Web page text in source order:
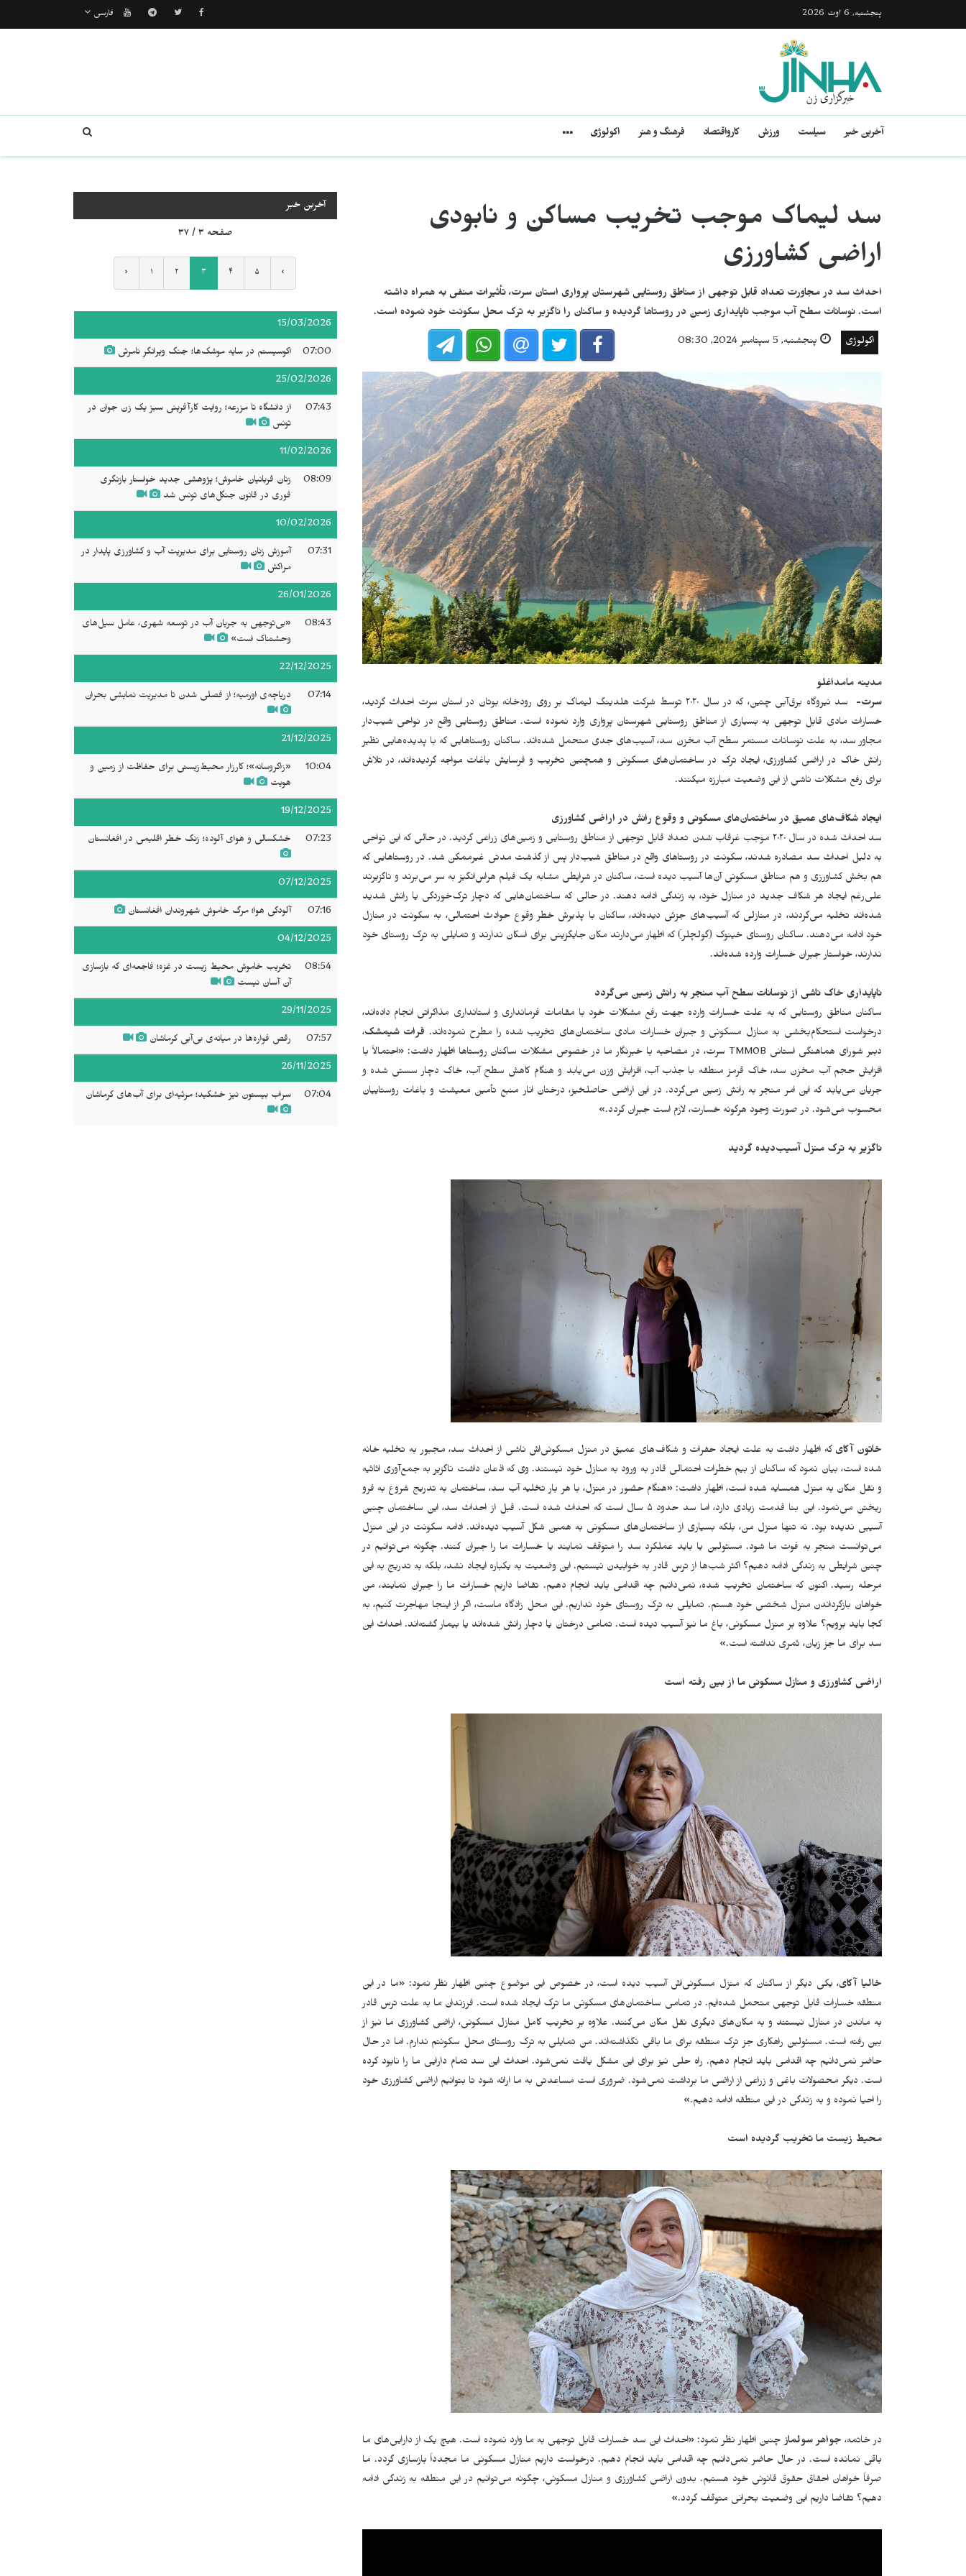
پنجشنبه, 6 اوت 2026 فارسی
آخرین خبر سیاست ورزش کارواقتصاد فرهنگ و هنر اکولوژی
سد لیماک موجب تخریب مساکن و نابودی
اراضی کشاورزی
احداث سد در مجاورت تعداد قابل توجهی از مناطق روستایی شهرستان پرواری استان سرت، تأثیرات منفی بە همراە داشتە
است. نوسانات سطح آب موجب ناپایداری زمین در روستاها گردیده و ساکنان را ناگزیر به ترک محل سکونت خود نموده است.
اکولوژی پنجشنبه, 5 سپتامبر 2024, 08:30
مدینە مامداغلو
سرت-
سد نیروگاه برق‌آبی چتین، که در سال ٢٠٢٠ توسط شرکت هلدینگ لیماک بر روی رودخانه بوتان در استان سرت احداث گردید،
خسارات مادی قابل توجهی به بسیاری از مناطق روستایی شهرستان پرواری وارد نموده است. مناطق روستایی واقع در نواحی شیب‌دار
مجاور سد، به علت نوسانات مستمر سطح آب مخزن سد، آسیب‌های جدی متحمل شده‌اند. ساکنان روستاهایی که با پدیده‌هایی نظیر
رانش خاک در اراضی کشاورزی، ایجاد ترک در ساختمان‌های مسکونی و همچنین تخریب و فرسایش باغات مواجه گردیده‌اند، در تلاش
برای رفع مشکلات ناشی از این وضعیت مبارزە میکنند.
ایجاد شکاف‌های عمیق در ساختمان‌های مسکونی و وقوع رانش در اراضی کشاورزی
سد احداث شده در سال ٢٠٢٠ موجب غرقاب شدن تعداد قابل توجهی از مناطق روستایی و زمین‌های زراعی گردید. در حالی که این نواحی
به دلیل احداث سد مصادرە شدند، سکونت در روستاهای واقع در مناطق شیب‌دار پس از گذشت مدتی غیرممکن شد. در روستاهایی که
هم بخش کشاورزی و هم مناطق مسکونی آن‌ها آسیب دیده است، ساکنان در شرایطی مشابه یک فیلم هراس‌انگیز به سر می‌برند و ناگزیرند
علی‌رغم ایجاد هر شکاف جدید در منازل خود، به زندگی ادامه دهند. در حالی که ساختمان‌هایی که دچار ترک‌خوردگی یا رانش شدید
شده‌اند تخلیه می‌گردند، در منازلی که آسیب‌های جزئی دیده‌اند، ساکنان با پذیرش خطر وقوع حوادث احتمالی، به سکونت در منازل
خود ادامه می‌دهند. ساکنان روستای خینوک (گولچلر) که اظهار می‌دارند مکان جایگزینی برای اسکان ندارند و تمایلی به ترک روستای خود
ندارند، خواستار جبران خسارات وارده شده‌اند.
ناپایداری خاک ناشی از نوسانات سطح آب منجر به رانش زمین می‌گردد
ساکنان مناطق روستایی که به علت خسارات وارده جهت رفع مشکلات خود با مقامات فرمانداری و استانداری مذاکراتی انجام داده‌اند،
درخواست استحکام‌بخشی به منازل مسکونی و جبران خسارات مادی ساختمان‌های تخریب شده را مطرح نموده‌اند. فرات شیمشک،
دبیر شورای هماهنگی استانی TMMOB سرت، در مصاحبه با خبرنگار ما در خصوص مشکلات ساکنان روستاها اظهار داشت: «احتمالاً با
افزایش حجم آب مخزن سد، خاک قرمز منطقه با جذب آب، افزایش وزن می‌یابد و هنگام کاهش سطح آب، خاک دچار سستی شده و
جریان می‌یابد که این امر منجر به رانش زمین می‌گردد. در این اراضی حاصلخیز، درختان انار منبع تأمین معیشت و باغات روستاییان
محسوب می‌شود. در صورت وجود هرگونه خسارت، لازم است جبران گردد.»
ناگزیر به ترک منزل آسیب‌دیده گردید
خاتون آکای که اظهار داشت به علت ایجاد حفرات و شکاف‌های عمیق در منزل مسکونی‌اش ناشی از احداث سد، مجبور به تخلیه خانه
شده است، بیان نمود که ساکنان از بیم خطرات احتمالی قادر به ورود به منازل خود نیستند. وی که اذعان داشت ناگزیر به جمع‌آوری اثاثیه
و نقل مکان به منزل همسایه شده است، اظهار داشت: «هنگام حضور در منزل، با هر بار تخلیه آب سد، ساختمان به تدریج شروع به فرو
ریختن می‌نمود. این بنا قدمت زیادی دارد، اما سد حدود ۵ سال است که احداث شده است. قبل از احداث سد، این ساختمان چنین
آسیبی ندیده بود. نه تنها منزل من، بلکه بسیاری از ساختمان‌های مسکونی به همین شکل آسیب دیده‌اند. ادامه سکونت در این منزل
می‌توانست منجر به فوت ما شود. مسئولین یا باید عملکرد سد را متوقف نمایند یا خسارات ما را جبران کنند. چگونه می‌توانیم در
چنین شرایطی به زندگی ادامه دهیم؟ اکثر شب‌ها از ترس قادر به خوابیدن نیستیم. این وضعیت به یکباره ایجاد نشد، بلکه به تدریج به این
مرحله رسید. اکنون که ساختمان تخریب شده، نمی‌دانیم چه اقدامی باید انجام دهیم. تقاضا داریم خسارات ما را جبران نمایند، من
خواهان بازگرداندن منزل شخصی خود هستم. تمایلی به ترک روستای خود نداریم. این محل زادگاه ماست، اگر از اینجا مهاجرت کنیم، به
کجا باید برویم؟ علاوه بر منزل مسکونی، باغ ما نیز آسیب دیده است. تمامی درختان یا دچار رانش شده‌اند یا بیمار گشته‌اند. احداث این
سد برای ما جز زیان، ثمری نداشته است.»
اراضی کشاورزی و منازل مسکونی ما از بین رفته است
خالیا آکای، یکی دیگر از ساکنان که منزل مسکونی‌اش آسیب دیده است، در خصوص این موضوع چنین اظهار نظر نمود: «ما در این
منطقه خسارات قابل توجهی متحمل شده‌ایم. در تمامی ساختمان‌های مسکونی ما ترک ایجاد شده است. فرزندان ما به علت ترس قادر
به ماندن در منازل نیستند و به مکان‌های دیگری نقل مکان می‌کنند. علاوه بر تخریب کامل منازل مسکونی، اراضی کشاورزی ما نیز از
بین رفته است. مسئولین راهکاری جز ترک منطقه برای ما باقی نگذاشته‌اند. من تمایلی به ترک روستای محل سکونتم ندارم. اما در حال
حاضر نمی‌دانیم چه اقدامی باید انجام دهیم. راه حلی نیز برای این مشکل یافت نمی‌شود. احداث این سد تمام دارایی ما را نابود کرده
است. دیگر محصولات باغی و زراعی از اراضی ما برداشت نمی‌شود. ضروری است مساعدتی به ما ارائه شود تا بتوانیم اراضی کشاورزی خود
را احیا نموده و به زندگی در این منطقه ادامه دهیم.»
محیط زیست ما تخریب گردیده است
در خاتمه، جواهر سولمازچنین اظهار نظر نمود: «احداث این سد خسارات قابل توجهی به ما وارد نموده است. هیچ یک از دارایی‌های ما
باقی نمانده است. در حال حاضر نمی‌دانیم چه اقدامی باید انجام دهیم. درخواست داریم منازل مسکونی ما مجدداً بازسازی گردد. ما
صرفاً خواهان احقاق حقوق قانونی خود هستیم. بدون اراضی کشاورزی و منازل مسکونی، چگونه می‌توانیم در این منطقه به زندگی ادامه
دهیم؟ تقاضا داریم این وضعیت بحرانی متوقف گردد.»
آخرین خبر
صفحه ۳ / ۳۷
‹ ۱ ۲ ۳ ۴ ۵ ›
15/03/2026
07:00 اکوسیستم در سایه موشک‌ها؛ جنگ ویرانگرِ نامرئی
25/02/2026
07:43
از دانشگاه تا مزرعه؛ روایت کارآفرینی سبز یک زن جوان در
تونس
11/02/2026
08:09
زنان قربانیان خاموش؛ پژوهشی جدید خواستار بازنگری
فوری در قانون جنگل‌های تونس شد
10/02/2026
07:31
آموزش زنان روستایی برای مدیریت آب و کشاورزی پایدار در
مراکش
26/01/2026
08:43
«بی‌توجهی به جریان آب در توسعه شهری، عامل سیل‌های
وحشتناک است»
22/12/2025
07:14 دریاچه‌ی اورمیه؛ از فصلی شدن تا مدیریت نمایشی بحران
21/12/2025
10:04
«زاگروسانه»؛ کارزار محیط‌زیستی برای حفاظت از زمین و
هویت
19/12/2025
07:23 خشکسالی و هوای آلوده؛ زنگ خطر اقلیمی در افغانستان
07/12/2025
07:16 آلودگی هوا؛ مرگ خاموش شهروندان افغانستان
04/12/2025
08:54
تخریب خاموش محیط زیست در غزه؛ فاجعه‌ای که بازسازی
آن آسان نیست
29/11/2025
07:57 رقص فواره‌ها در میانه‌ی بی‌آبی کرماشان
26/11/2025
07:04 سراب بیستون نیز خشکید؛ مرثیه‌ای برای آب‌های کرماشان